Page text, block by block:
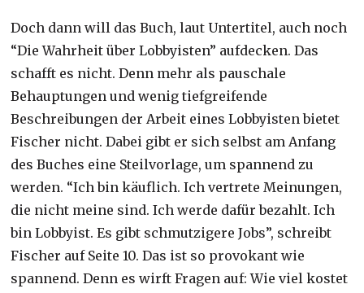
Doch dann will das Buch, laut Untertitel, auch noch
“Die Wahrheit über Lobbyisten” aufdecken. Das
schafft es nicht. Denn mehr als pauschale
Behauptungen und wenig tiefgreifende
Beschreibungen der Arbeit eines Lobbyisten bietet
Fischer nicht. Dabei gibt er sich selbst am Anfang
des Buches eine Steilvorlage, um spannend zu
werden. “Ich bin käuflich. Ich vertrete Meinungen,
die nicht meine sind. Ich werde dafür bezahlt. Ich
bin Lobbyist. Es gibt schmutzigere Jobs”, schreibt
Fischer auf Seite 10. Das ist so provokant wie
spannend. Denn es wirft Fragen auf: Wie viel kostet